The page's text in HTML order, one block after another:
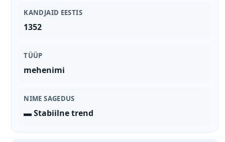
KANDJAID EESTIS
1352
TÜÜP
mehenimi
NIME SAGEDUS
▬ Stabiilne trend